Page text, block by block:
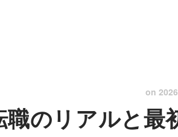
on
のリアルと最